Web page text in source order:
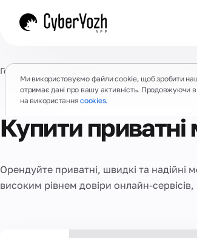
Головна
Купити приватні
Орендуйте приватні, швидкі та надійні
високим рівнем довіри онлайн-сервісів,
Ми використовуємо файли cookie, щоб зробити
отримає дані про вашу активність. Продовжуючи
на використанняcookies.